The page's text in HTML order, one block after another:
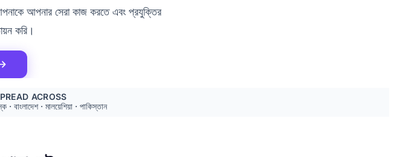
আপনার সেরা কাজ করতে এবং প্রযুক্তির
করি।
ACROSS
বাংলাদেশ · মালয়েশিয়া · পাকিস্তান